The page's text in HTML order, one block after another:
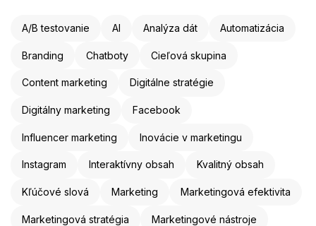
A/B testovanie AI Analýza dát Automatizácia
Branding Chatboty Cieľová skupina
Content marketing Digitálne stratégie
Digitálny marketing Facebook
Influencer marketing Inovácie v marketingu
Instagram Interaktívny obsah Kvalitný obsah
Kľúčové slová Marketing Marketingová efektivita
Marketingová stratégia Marketingové nástroje